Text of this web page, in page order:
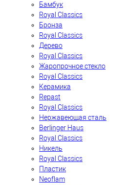
Бамбук
Royal Classics
Бронза
Royal Classics
Дерево
Royal Classics
Жаропрочное стекло
Royal Classics
Керамика
Repast
Royal Classics
Нержавеющая сталь
Berlinger Haus
Royal Classics
Никель
Royal Classics
Пластик
Neoflam